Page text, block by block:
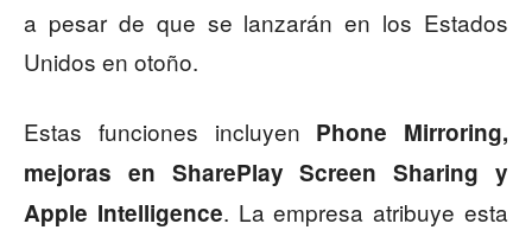
a pesar de que se lanzarán en los Estados
Unidos en otoño.
Estas funciones incluyen Phone Mirroring,
mejoras en SharePlay Screen Sharing y
Apple Intelligence. La empresa atribuye esta